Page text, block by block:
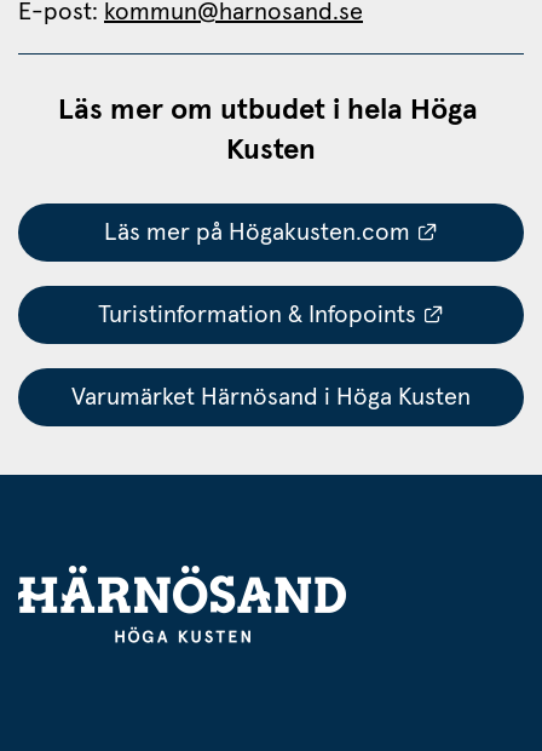
E-post: kommun@harnosand.se
Läs mer om utbudet i hela Höga
Kusten
Läs mer på Högakusten.com Länk till
Turistinformation & Infopoints Länk till
Varumärket Härnösand i Höga Kusten